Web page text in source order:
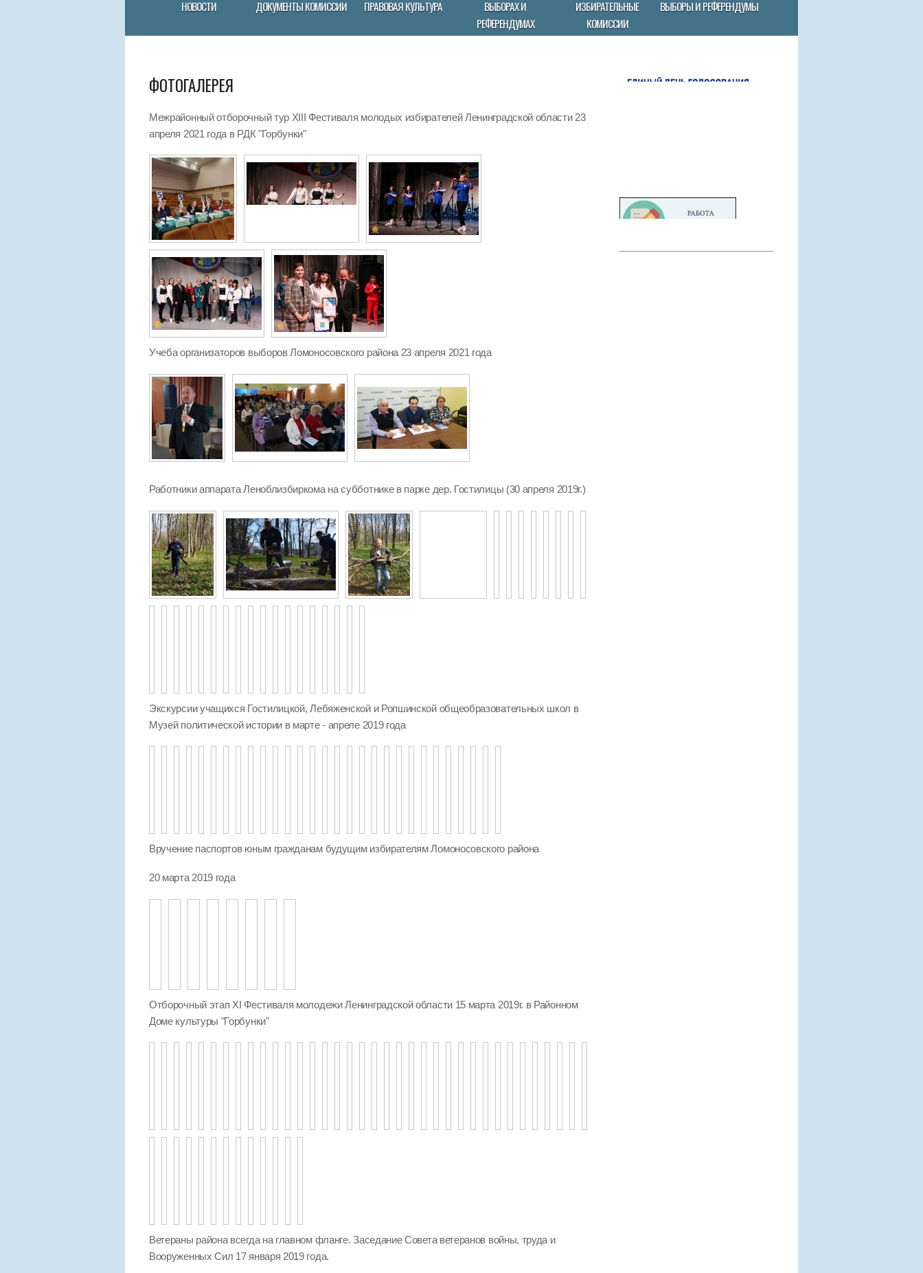
НОВОСТИ ДОКУМЕНТЫ КОМИССИИ ПРАВОВАЯ КУЛЬТУРА
ВЫБОРАХ И
РЕФЕРЕНДУМАХ
ИЗБИРАТЕЛЬНЫЕ
КОМИССИИ
ВЫБОРЫ И РЕФЕРЕНДУМЫ
ФОТОГАЛЕРЕЯ
Межрайонный отборочный тур XIII Фестиваля молодых избирателей Ленинградской области 23
апреля 2021 года в РДК "Горбунки"
Учеба организаторов выборов Ломоносовского района 23 апреля 2021 года
Работники аппарата Леноблизбиркома на субботнике в парке дер. Гостилицы (30 апреля 2019г.)
Экскурсии учащихся Гостилицкой, Лебяженской и Ропшинской общеобразовательных школ в
Музей политической истории в марте - апреле 2019 года
Вручение паспортов юным гражданам будущим избирателям Ломоносовского района
20 марта 2019 года
Отборочный этап XI Фестиваля молодежи Ленинградской области 15 марта 2019г. в Районном
Доме культуры "Горбунки"
Ветераны района всегда на главном фланге. Заседание Совета ветеранов войны, труда и
Вооруженных Сил 17 января 2019 года.